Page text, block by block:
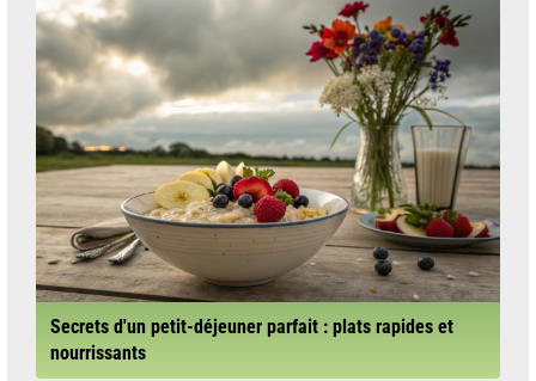
Secrets d'un petit-déjeuner parfait : plats rapides et
nourrissants